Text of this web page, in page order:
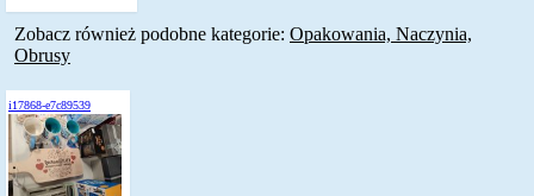
Zobacz również podobne kategorie: Opakowania, Naczynia,
Obrusy
i17868-e7c89539